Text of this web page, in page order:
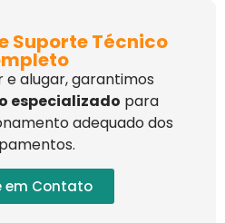
Suporte Técnico
e alugar, garantimos
especializado para
adequado dos
em Contato